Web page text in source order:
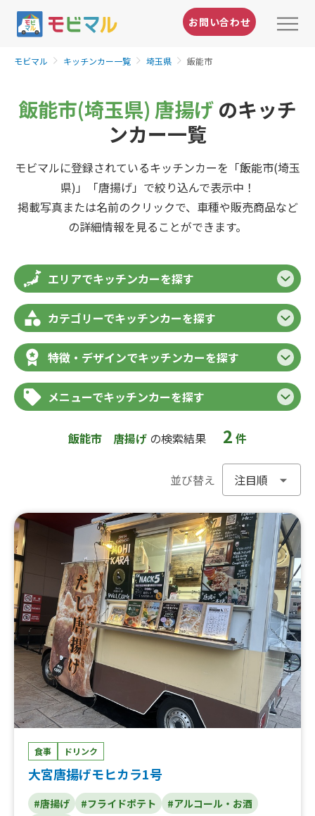
お問い合わせ
モビマル キッチンカー一覧 埼玉県 飯能市
飯能市(埼玉県) 唐揚げ のキッチ
ンカー一覧
モビマルに登録されているキッチンカーを「飯能市(埼玉
県)」「唐揚げ」で絞り込んで表示中！
掲載写真または名前のクリックで、車種や販売商品など
の詳細情報を見ることができます。
エリアでキッチンカーを探す
カテゴリーでキッチンカーを探す
特徴・デザインでキッチンカーを探す
メニューでキッチンカーを探す
飯能市 唐揚げ の検索結果 2 件
並び替え
食事 ドリンク
大宮唐揚げモヒカラ1号
#唐揚げ #フライドポテト
#アルコール・お酒